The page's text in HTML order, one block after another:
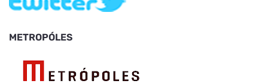
METROPÓLES